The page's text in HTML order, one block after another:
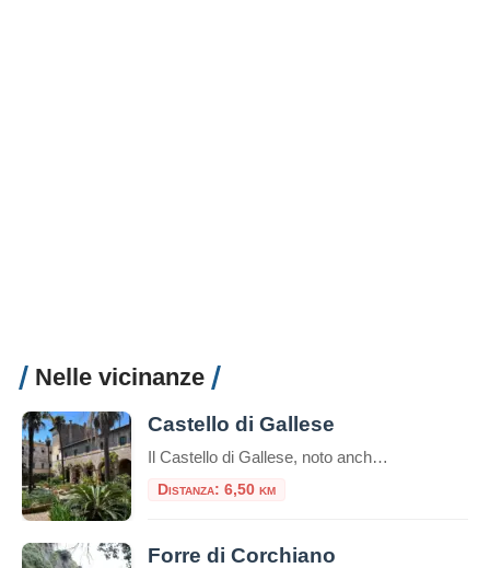
Nelle vicinanze
Castello di Gallese
Il Castello di Gallese, noto anche come Palazzo Ducale, è una delle residenze storiche più affascinanti del Lazio, situato nel borgo medievale di Gallese, in provincia di Viterbo. Costruito su uno sperone di tufo tra i Monti Cimini e il fiume Tevere, il castello vanta una storia millenaria che affonda le radici nell’epoca falisca. Dalle […]
Distanza: 6,50 km
Forre di Corchiano